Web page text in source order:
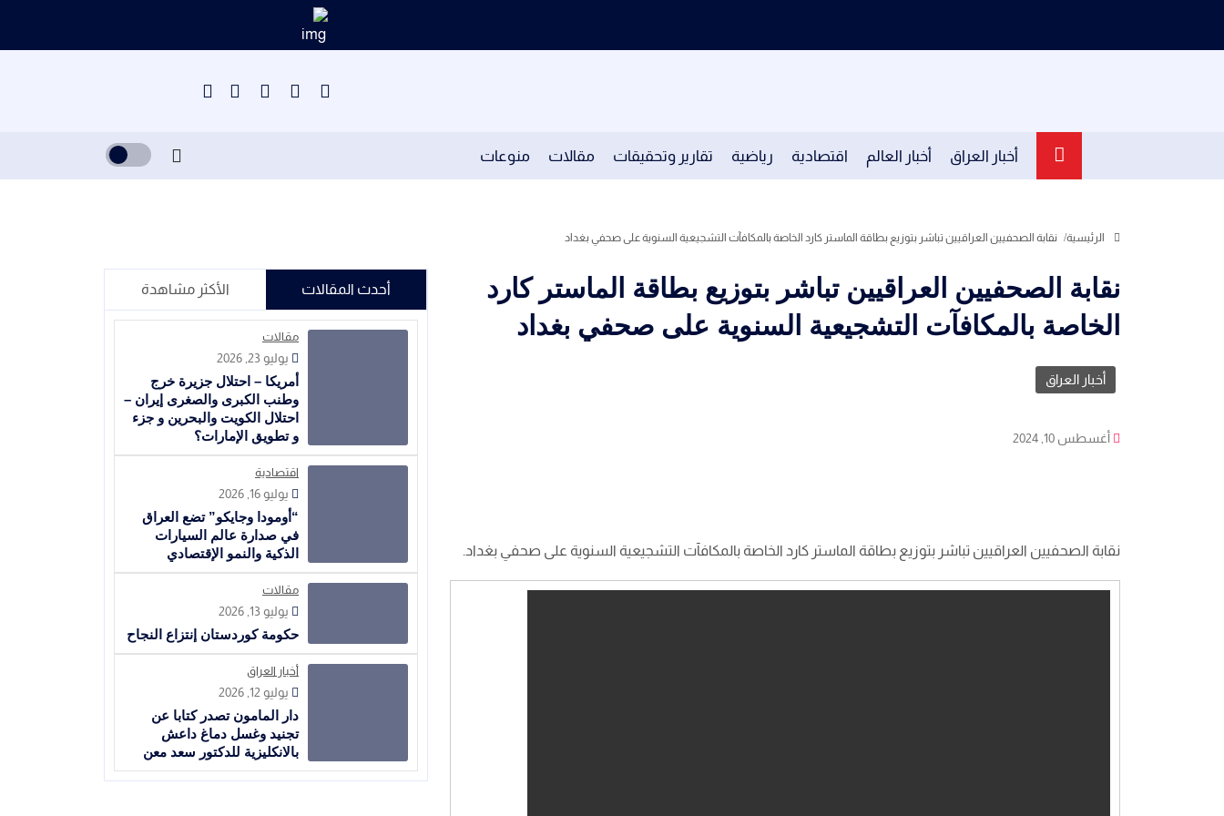
أخبار العراق أخبار العالم اقتصادية رياضية تقارير وتحقيقات مقالات منوعات
الرئيسية نقابة الصحفيين العراقيين تباشر بتوزيع بطاقة الماستر كارد الخاصة بالمكافآت التشجيعية السنوية على صحفي بغداد
نقابة الصحفيين العراقيين تباشر بتوزيع بطاقة الماستر كارد
الخاصة بالمكافآت التشجيعية السنوية على صحفي بغداد
أخبار العراق
أغسطس 10, 2024
نقابة الصحفيين العراقيين تباشر بتوزيع بطاقة الماستر كارد الخاصة بالمكافآت التشجيعية السنوية على صحفي بغداد.
أحدث المقالات الأكثر مشاهدة
مقالات
يوليو 23, 2026
أمريكا – احتلال جزيرة خرج
وطنب الكبرى والصغرى إيران –
احتلال الكويت والبحرين و جزء
و تطويق الإمارات؟
اقتصادية
يوليو 16, 2026
“أومودا وجايكو” تضع العراق
في صدارة عالم السيارات
الذكية والنمو الإقتصادي
مقالات
يوليو 13, 2026
حكومة كوردستان إنتزاع النجاح
أخبار العراق
يوليو 12, 2026
دار المامون تصدر كتابا عن
تجنيد وغسل دماغ داعش
بالانكليزية للدكتور سعد معن